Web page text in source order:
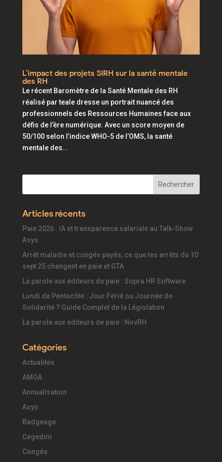
L’impact des projets SIRH sur la santé mentale
des RH
Le récent Baromètre de la Santé Mentale des RH
réalisé par teale dresse un portrait nuancé des
professionnels des Ressources Humaines face aux
défis de l’ère numérique. Avec un score moyen de
50/100 selon l’indice WHO-5 de l’OMS, la santé
mentale des...
Articles récents
Paie 2026 : IA et transparence salariale au Talk-Show
Asys
Arrêt maladie et congés payés, ce que les arrêts du 10
sept 25 changent en paie et GTA
La parole aux éditeurs de paie : Sopra HR Software
Lundi de Pentecôte : Jour Férié ou Journée de
Solidarité ? Guide Complet de la Législation
La parole aux éditeurs de paie : NovRH
Catégories
Actualités
AMOA
Annualisation
Asys
Badgeage
Cegedim
Congés